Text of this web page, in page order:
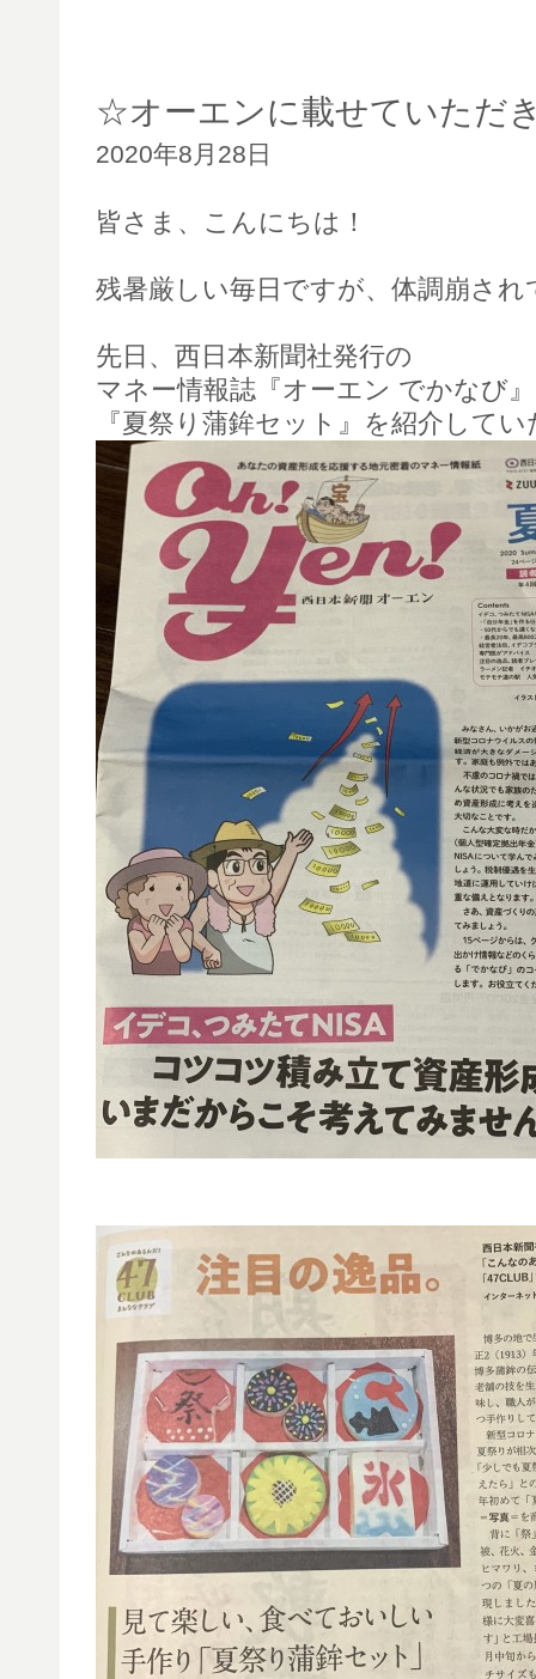
☆オーエンに載せていただ
2020年8月28日
皆さま、こんにちは！
残暑厳しい毎日ですが、体調崩さ
先日、西日本新聞社発行の
マネー情報誌『オーエン でかなび
『夏祭り蒲鉾セット』を紹介して